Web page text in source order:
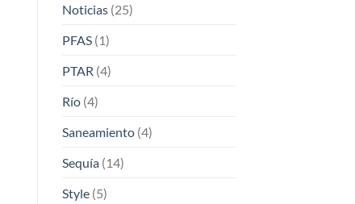
Noticias(25)
PFAS(1)
PTAR (4)
Río(4)
Saneamiento(4)
Sequía(14)
Style(5)